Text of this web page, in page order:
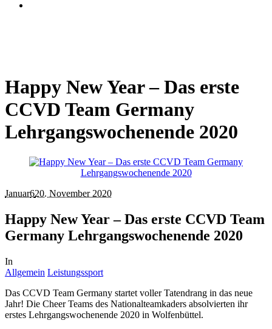
Happy New Year – Das erste
CCVD Team Germany
Lehrgangswochenende 2020
Januar620. November 2020
Happy New Year – Das erste CCVD Team
Germany Lehrgangswochenende 2020
In
Allgemein Leistungssport
Das CCVD Team Germany startet voller Tatendrang in das neue
Jahr! Die Cheer Teams des Nationalteamkaders absolvierten ihr
erstes Lehrgangswochenende 2020 in Wolfenbüttel.